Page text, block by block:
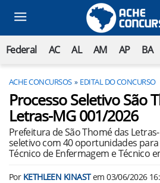
Federal AC AL AM AP BA
ACHE CONCURSOS EDITAL DO CONCURSO
Processo Seletivo São
Letras-MG 001/2026
Prefeitura de São Thomé das
seletivo com 40 oportunidades
Técnico de Enfermagem e Técnico
Por KETHLEEN KINASTem03/06/2026